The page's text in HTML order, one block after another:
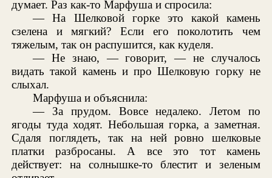
думает. Раз как-то Марфуша и спросила:
— На Шелковой горке это какой камень
сзелена и мягкий? Если его поколотить чем
тяжелым, так он распушится, как куделя.
— Не знаю, — говорит, — не случалось
видать такой камень и про Шелковую горку не
слыхал.
Марфуша и объяснила:
— За прудом. Вовсе недалеко. Летом по
ягоды туда ходят. Небольшая горка, а заметная.
Сдаля поглядеть, так на ней ровно шелковые
платки разбросаны. А все это тот камень
действует: на солнышке-то блестит и зеленым